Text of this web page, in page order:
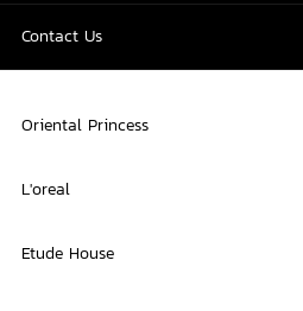
Contact Us
Oriental Princess
L'oreal
Etude House